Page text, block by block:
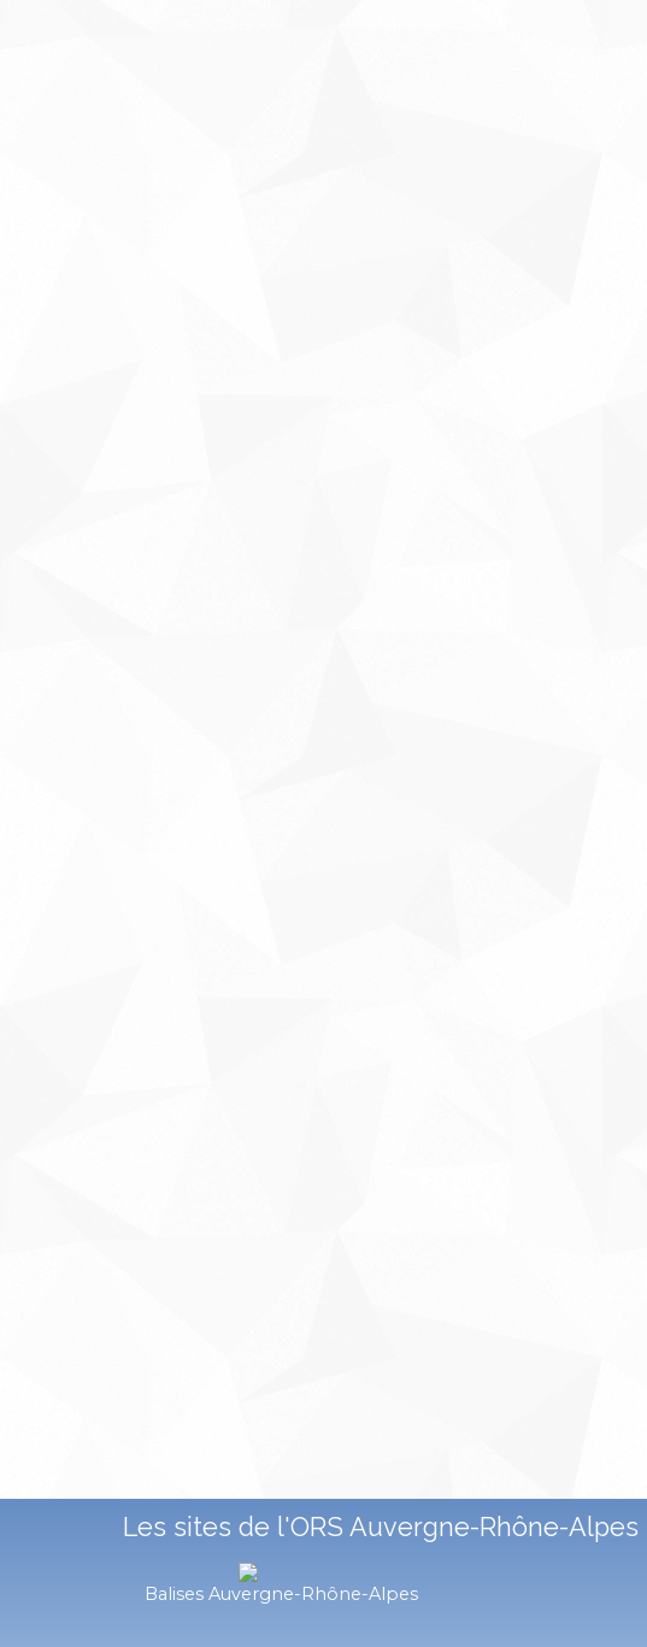
Les sites de l'ORS Auvergne-Rhône-Alpes
Balises Auvergne-Rhône-Alpes